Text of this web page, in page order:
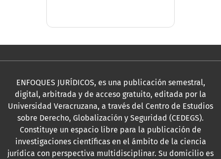
ENFOQUES JURÍDICOS, es una publicación semestral,
digital, arbitrada y de acceso gratuito, editada por la
Universidad Veracruzana, a través del Centro de Estudios
sobre Derecho, Globalización y Seguridad (CEDEGS).
Constituye un espacio libre para la publicación de
investigaciones científicas en el ámbito de la ciencia
jurídica con perspectiva multidisciplinar. Su domicilio es